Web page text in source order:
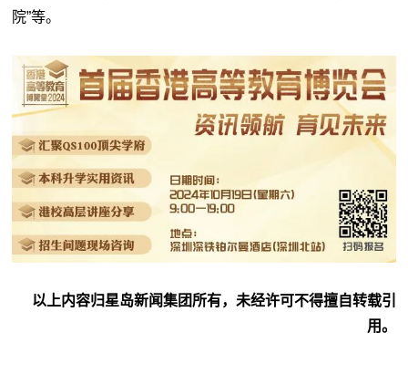
院”等。
以上内容归星岛新闻集团所有，未经许可不得擅自转载引
用。